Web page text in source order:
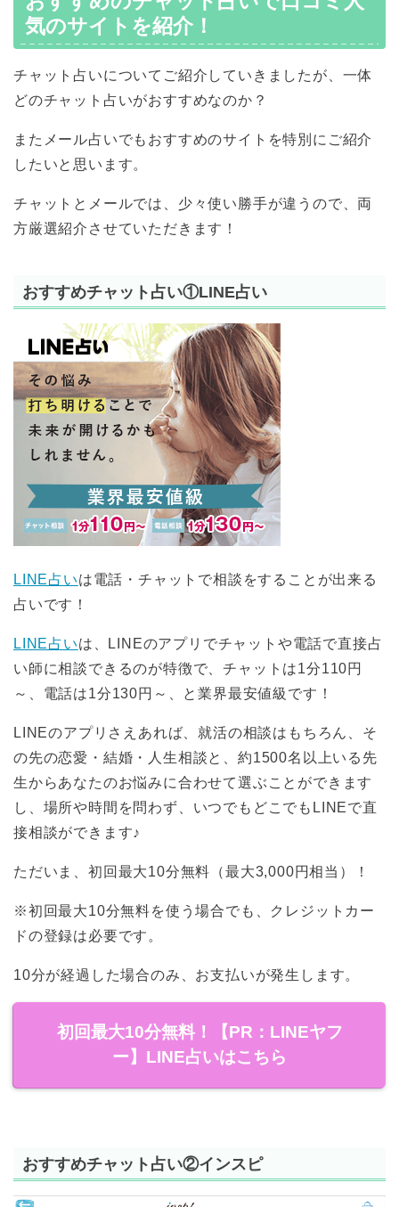
気のサイトを紹介！
チャット占いについてご紹介していきましたが、一体
どのチャット占いがおすすめなのか？
またメール占いでもおすすめのサイトを特別にご紹介
したいと思います。
チャットとメールでは、少々使い勝手が違うので、両
方厳選紹介させていただきます！
おすすめチャット占い①LINE占い
LINE占いは電話・チャットで相談をすることが出来る
占いです！
LINE占いは、LINEのアプリでチャットや電話で直接占
い師に相談できるのが特徴で、チャットは1分110円
～、電話は1分130円～、と業界最安値級です！
LINEのアプリさえあれば、就活の相談はもちろん、そ
の先の恋愛・結婚・人生相談と、約1500名以上いる先
生からあなたのお悩みに合わせて選ぶことができます
し、場所や時間を問わず、いつでもどこでもLINEで直
接相談ができます♪
ただいま、初回最大10分無料（最大3,000円相当）！
※初回最大10分無料を使う場合でも、クレジットカー
ドの登録は必要です。
10分が経過した場合のみ、お支払いが発生します。
初回最大10分無料！【PR：LINEヤフ
ー】LINE占いはこちら
おすすめチャット占い②インスピ